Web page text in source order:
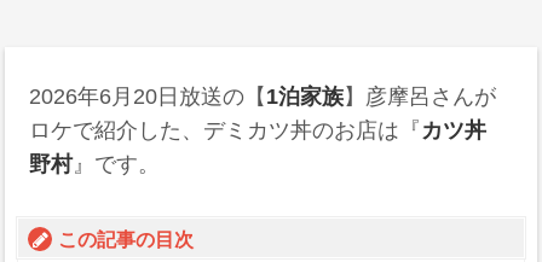
2026年6月20日 放送の【 1泊家族】彦摩呂さんが
ロケで紹介した、デミカツ丼のお店は『 カツ丼
野村』です。
この記事の目次